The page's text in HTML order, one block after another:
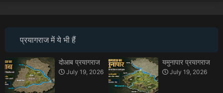
प्रयागराज में ये भी हैं
दोआब प्रयागराज
July 19, 2026
यमुनापार प्रयागराज
July 19, 2026